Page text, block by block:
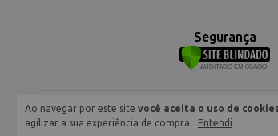
Ao navegar por este site você aceita o uso de
agilizar a sua experiência de compra.
Entendi
Segurança